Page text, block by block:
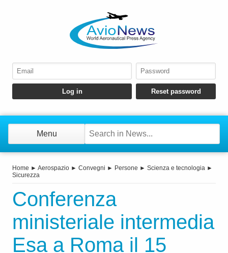
Menu
Home ► Aerospazio ► Convegni ► Persone ► Scienza e tecnologia ►
Sicurezza
Conferenza
ministeriale intermedia
Esa a Roma il 15